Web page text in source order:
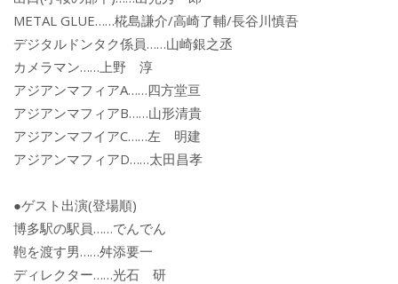
METAL GLUE……椛島謙介/高崎了輔/長谷川慎吾
デジタルドンタク係員……山崎銀之丞
カメラマン……上野 淳
アジアンマフィアA……四方堂亘
アジアンマフィアB……山形清貴
アジアンマフイアC……左 明建
アジアンマフィアD……太田昌孝
●ゲスト出演(登場順)
博多駅の駅員……でんでん
鞄を渡す男……舛添要一
ディレクター……光石 研